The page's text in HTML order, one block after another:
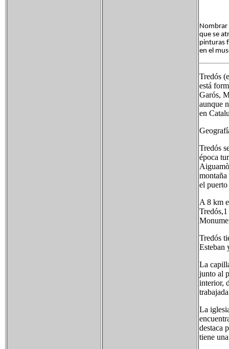
Nombrar
que se
pinturas
en el
Tredós
está
Garós,
aunque
en
Tredós
época
montaña
el
A 8 km
Tredós
Esteban
La
junto al
interior,
La
destaca
tiene